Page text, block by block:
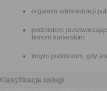
organom administracji
podmiotom
firmom kurierskim;
innym podmiotom, gdy
Klasyfikacje usługi